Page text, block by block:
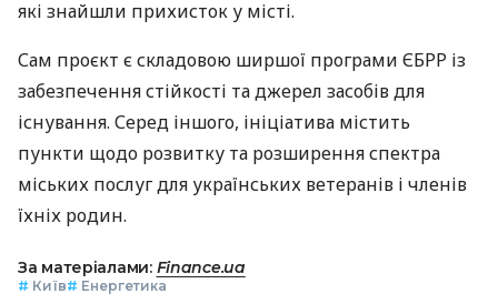
які знайшли прихисток у місті.
Сам проєкт є складовою ширшої програми ЄБРР із
забезпечення стійкості та джерел засобів для
існування. Серед іншого, ініціатива містить
пункти щодо розвитку та розширення спектра
міських послуг для українських ветеранів і членів
їхніх родин.
За матеріалами: Finance.ua
# Київ# Енергетика